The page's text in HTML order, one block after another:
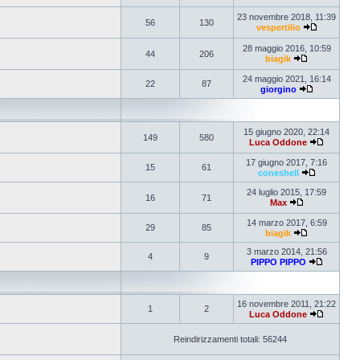
56 130
23 novembre 2018, 11:39
vespertilio
44 206
28 maggio 2016, 10:59
biagik
22 87
24 maggio 2021, 16:14
giorgino
149 580
15 giugno 2020, 22:14
Luca Oddone
15 61
17 giugno 2017, 7:16
coneshell
16 71
24 luglio 2015, 17:59
Max
29 85
14 marzo 2017, 6:59
biagik
4 9
3 marzo 2014, 21:56
PIPPO PIPPO
1 2
16 novembre 2011, 21:22
Luca Oddone
Reindirizzamenti totali: 56244